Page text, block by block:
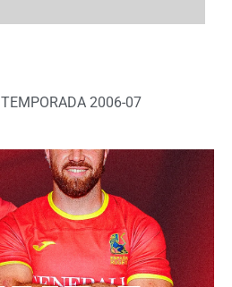
TEMPORADA 2006-07